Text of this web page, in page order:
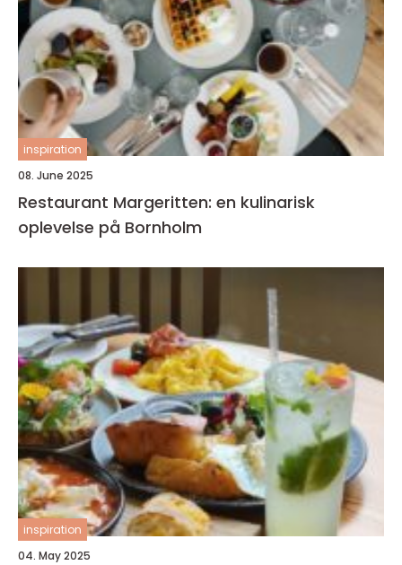
inspiration
08. June 2025
Restaurant Margeritten: en kulinarisk
oplevelse på Bornholm
inspiration
04. May 2025